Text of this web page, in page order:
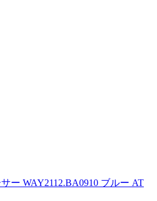
ー WAY2112.BA0910 ブルー AT